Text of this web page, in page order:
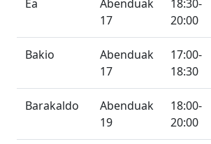
Ea
Abenduak
17
18:30-
20:00
Bakio
Abenduak
17
17:00-
18:30
Barakaldo
Abenduak
19
18:00-
20:00